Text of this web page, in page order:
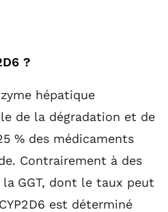
?
hépatique
de la dégradation et de
% des médicaments
Contrairement à des
GGT, dont le taux peut
est déterminé